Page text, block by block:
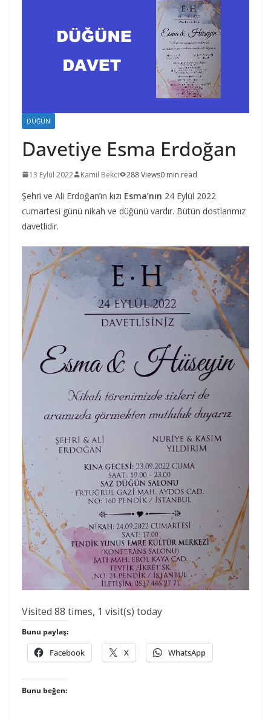
DÜĞÜN
Davetiye Esma Erdoğan
13 Eylül 2022 Kamil Bekci 288 Views0 min read
Şehri ve Ali Erdoğan’ın kızı Esma’nın 24 Eylül 2022
cumartesi günü nikah ve düğünü vardır. Bütün dostlarımız
davetlidir.
Visited 88 times, 1 visit(s) today
Bunu paylaş:
Facebook X WhatsApp
Bunu beğen: